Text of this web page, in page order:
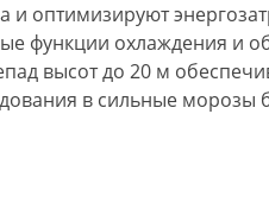
функции охлаждения и
высот до 20 м
в сильные морозы